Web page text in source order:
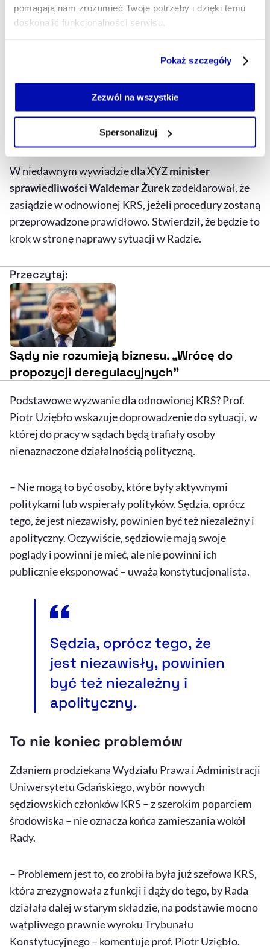
pomagają nam zrozumieć Twoje potrzeby i dzięki temu
doskonalić funkcjonalności serwisu.
Jeżeli nie wyrażasz zgody na zapisywanie plików cookie,
możesz łatwo zarządzać swoimi uprawnieniami, np. we
własnej przeglądarce internetowej lub po wybraniu opcji
naszejPolityce Prywatności .
Pokaż szczegóły
Zezwól na wszystkie
Spersonalizuj
Fakt, że Łukasz Piebiak
nadal jest sędzią, dowodzi
obecnego systemu
odpowiedzialności karnej i
dyscyplinarnej sędziów.
Przyszłość KRS
W niedawnym wywiadzie dla XYZminister
sprawiedliwości Waldemar Żurekzadeklarował, że
zasiądzie w odnowionej KRS, jeżeli procedury zostaną
przeprowadzone prawidłowo. Stwierdził, że będzie to
krok w stronę naprawy sytuacji w Radzie.
Przeczytaj:
Sądy nie rozumieją biznesu. „Wrócę do
propozycji deregulacyjnych"
Podstawowe wyzwanie dla odnowionej KRS? Prof.
Piotr Uziębło wskazuje doprowadzenie do sytuacji, w
której do pracy w sądach będą trafiały osoby
nienaznaczone działalnością polityczną.
– Nie mogą to być osoby, które były aktywnymi
politykami lub wspierały polityków. Sędzia, oprócz
tego, że jest niezawisły, powinien być też niezależny i
apolityczny. Oczywiście, sędziowie mają swoje
poglądy i powinni je mieć, ale nie powinni ich
publicznie eksponować – uważa konstytucjonalista.
Sędzia, oprócz tego, że
jest niezawisły, powinien
być też niezależny i
apolityczny.
To nie koniec problemów
Zdaniem prodziekana Wydziału Prawa i Administracji
Uniwersytetu Gdańskiego, wybór nowych
sędziowskich członków KRS – z szerokim poparciem
środowiska – nie oznacza końca zamieszania wokół
Rady.
– Problemem jest to, co zrobiła była już szefowa KRS,
która zrezygnowała z funkcji i dąży do tego, by Rada
działała dalej w starym składzie, na podstawie mocno
wątpliwego prawnie wyroku Trybunału
Konstytucyjnego – komentuje prof. Piotr Uziębło.